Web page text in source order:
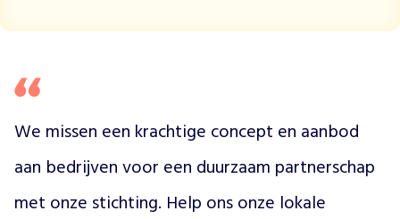
i
e
n
m
e
t
u
We missen een krachtige concept en aanbod
aan bedrijven voor een duurzaam partnerschap
met onze stichting. Help ons onze lokale